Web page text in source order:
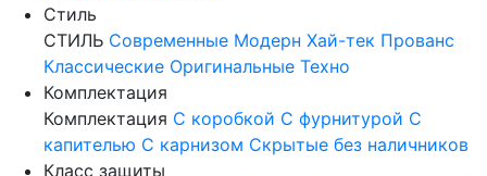
Стиль
СТИЛЬ Современные Модерн Хай-тек Прованс
Классические Оригинальные Техно
Комплектация
Комплектация С коробкой С фурнитурой С
капителью С карнизом Скрытые без наличников
Класс защиты